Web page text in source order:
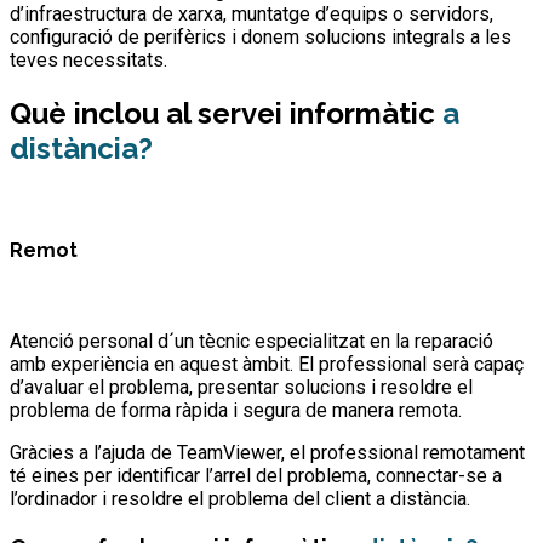
d’infraestructura de xarxa, muntatge d’equips o servidors,
configuració de perifèrics i donem solucions integrals a les
teves necessitats.
Què inclou al servei informàtic a
distància?
Remot
Atenció personal d´un tècnic especialitzat en la reparació
amb experiència en aquest àmbit. El professional serà capaç
d’avaluar el problema, presentar solucions i resoldre el
problema de forma ràpida i segura de manera remota.
Gràcies a l’ajuda de TeamViewer, el professional remotament
té eines per identificar l’arrel del problema, connectar-se a
l’ordinador i resoldre el problema del client a distància.